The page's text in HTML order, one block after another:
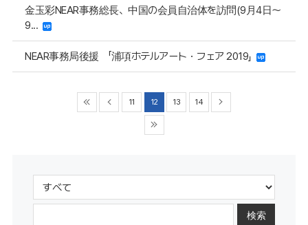
金玉彩NEAR事務総長、中国の会員自治体を訪問(9月4日～
9...
NEAR事務局後援 「浦項ホテルアート・フェア 2019」
11 12 13 14
検索